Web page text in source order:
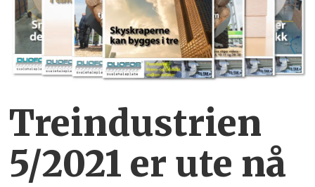
Treindustrien
5/2021 er ute nå